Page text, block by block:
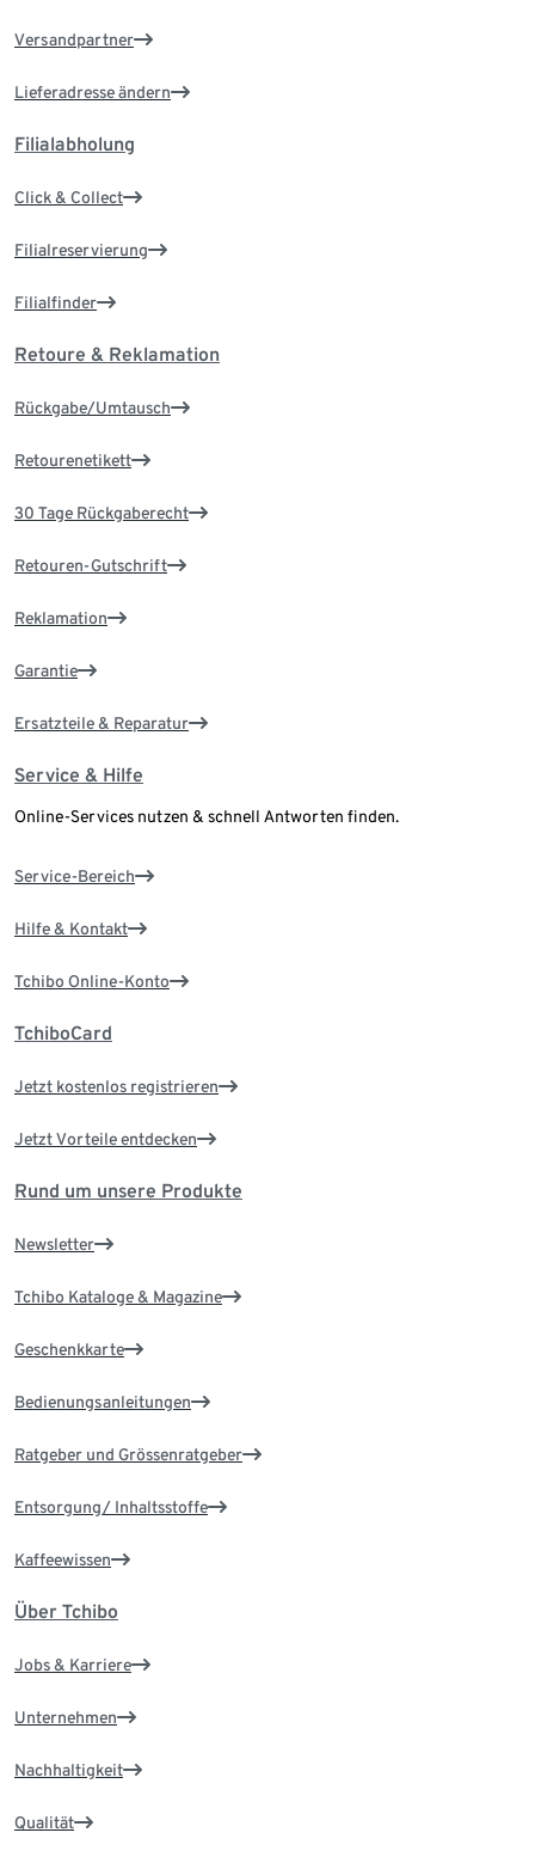
Versandpartner
Lieferadresse ändern
Filialabholung
Click & Collect
Filialreservierung
Filialfinder
Retoure & Reklamation
Rückgabe/Umtausch
Retourenetikett
30 Tage Rückgaberecht
Retouren-Gutschrift
Reklamation
Garantie
Ersatzteile & Reparatur
Service & Hilfe
Online-Services nutzen & schnell Antworten finden.
Service-Bereich
Hilfe & Kontakt
Tchibo Online-Konto
TchiboCard
Jetzt kostenlos registrieren
Jetzt Vorteile entdecken
Rund um unsere Produkte
Newsletter
Tchibo Kataloge & Magazine
Geschenkkarte
Bedienungsanleitungen
Ratgeber und Grössenratgeber
Entsorgung/ Inhaltsstoffe
Kaffeewissen
Über Tchibo
Jobs & Karriere
Unternehmen
Nachhaltigkeit
Qualität